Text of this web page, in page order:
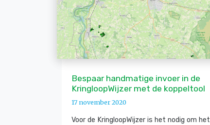
Bespaar handmatige invoer in de
KringloopWijzer met de koppeltool
17 november 2020
Voor de KringloopWijzer is het nodig om het